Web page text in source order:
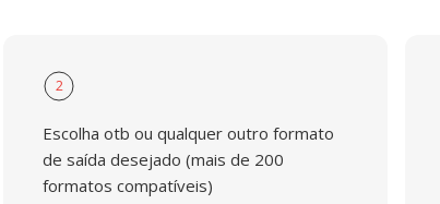
2
Escolha otb ou qualquer outro formato
de saída desejado (mais de 200
formatos compatíveis)